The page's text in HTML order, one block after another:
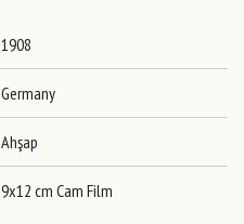
1908
Germany
Ahşap
9x12 cm Cam Film